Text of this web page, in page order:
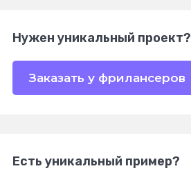
Нужен уникальный проект?
Заказать у фрилансеров
Есть уникальный пример?